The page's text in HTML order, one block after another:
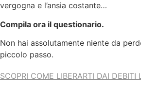
vergogna e l’ansia costante…
Compila ora il questionario.
Non hai assolutamente niente da
piccolo passo.
SCOPRI COME LIBERARTI DAI DEBITI